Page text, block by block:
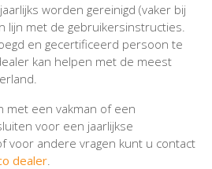
worden gereinigd (vaker bij
lijn met de gebruikersinstructies.
en gecertificeerd persoon te
kan helpen met de meest
met een vakman of een
voor een jaarlijkse
voor andere vragen kunt u contact
dealer